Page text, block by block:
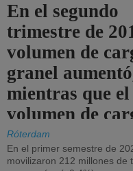
En el segundo
trimestre de
volumen de
granel
mientras que el
volumen de
general
Róterdam
En el primer semestre de
movilizaron 212 millones de